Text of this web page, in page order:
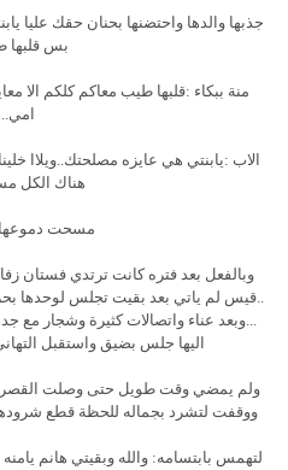
جذبها والدها واحتضنها بحنان حقك عليا
بس قلبها
منة ببكاء :قلبها طيب معاكم كلكم الا
امي..
الاب :يابنتي هي عايزه مصلحتك..ويلاا
هناك الكل
مسحت
وبالفعل بعد فتره كانت ترتدي فستان
..قيس لم ياتي بعد بقيت تجلس لوحدها
...وبعد عناء واتصالات كثيرة وشجار
اليها جلس بضيق واستقبل
ولم يمضي وقت طويل حتى وصلت القصر
ووقفت لتشرد بجماله للحظة قطع
لتهمس بابتسامه: والله وبقيتي هانم